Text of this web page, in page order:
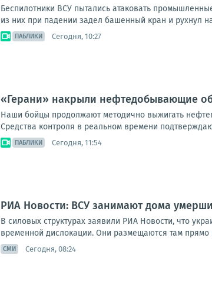
Беспилотники ВСУ пытались атаковать
из них при падении задел башенный кран и рухнул
ПАБЛИКИ Сегодня, 10:27
«Герани» накрыли нефтедобывающие
Наши бойцы продолжают методично выжигать
Средства контроля в реальном времени
ПАБЛИКИ Сегодня, 11:54
РИА Новости: ВСУ занимают дома
В силовых структурах заявили РИА Новости, что
временной дислокации. Они размещаются там
СМИ Сегодня, 08:24